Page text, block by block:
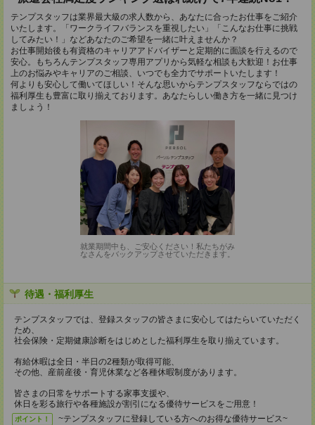
テンプスタッフは業界最大級の求人数から、あなたに合ったお仕事をご紹介
いたします。「ワークライフバランスを重視したい」「こんなお仕事に挑戦
してみたい！」などあなたのご希望を一緒に叶えませんか？
お仕事開始後も有資格のキャリアアドバイザーと定期的に面談を行えるので
安心。もちろんテンプスタッフ専用アプリから気軽な相談も大歓迎！お仕事
上のお悩みやキャリアのご相談、いつでも全力でサポートいたします！
何よりも安心して働いてほしい！そんな思いからテンプスタッフならではの
福利厚生も豊富に取り揃えております。あなたらしい働き方を一緒に見つけ
ましょう！
就業期間中も、ご安心ください！私たちがみ
なさんをバックアップさせていただきます。
待遇・福利厚生
テンプスタッフでは、登録スタッフの皆さまに安心してはたらいていただく
ため、
社会保険・定期健康診断をはじめとした福利厚生を取り揃えています。
有給休暇は全日・半日の2種類が取得可能、
その他、産前産後・育児休業など各種休暇制度があります。
皆さまの日常をサポートする家事支援や、
休日を彩る旅行や各種施設が割引になる優待サービスをご用意！
ポイント！
~テンプスタッフに登録している方へのお得な優待サービス~